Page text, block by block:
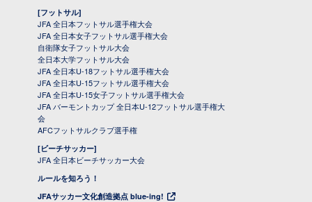
[フットサル]
JFA 全日本フットサル選手権大会
JFA 全日本女子フットサル選手権大会
自衛隊女子フットサル大会
全日本大学フットサル大会
JFA 全日本U-18フットサル選手権大会
JFA 全日本U-15フットサル選手権大会
JFA 全日本U-15女子フットサル選手権大会
JFA バーモントカップ 全日本U-12フットサル選手権大
会
AFCフットサルクラブ選手権
[ビーチサッカー]
JFA 全日本ビーチサッカー大会
ルールを知ろう！
JFAサッカー文化創造拠点 blue-ing!